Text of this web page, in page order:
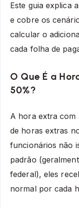
Este guia explica
e cobre os
calcular o
cada folha de
O Que É a
50%?
A hora extra com
de horas extras
funcionários não
padrão
federal), eles
normal por cada